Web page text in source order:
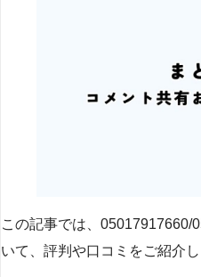
この記事では、05017917660/
いて、評判や口コミをご紹介し